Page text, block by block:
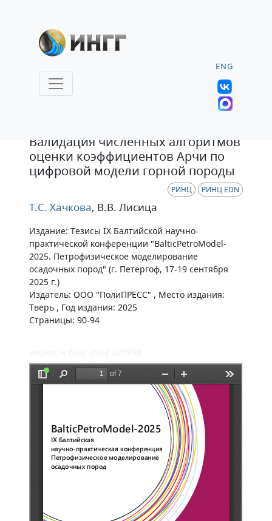
ENG
Валидация численных алгоритмов
оценки коэффициентов Арчи по
цифровой модели горной породы
РИНЦ РИНЦ EDN
Т.С. Хачкова, В.В. Лисица
Издание: Тезисы IX Балтийской научно-
практической конференции "BalticPetroModel-
2025. Петрофизическое моделирование
осадочных пород" (г. Петергоф, 17-19 сентября
2025 г.)
Издатель: ООО "ПолиПРЕСС" , Место издания:
Тверь , Год издания: 2025
Страницы: 90-94